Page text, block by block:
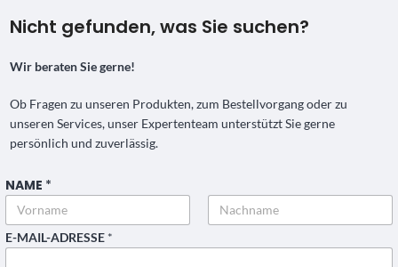
Nicht gefunden, was Sie suchen?
Wir beraten Sie gerne!
Ob Fragen zu unseren Produkten, zum Bestellvorgang oder zu
unseren Services, unser Expertenteam unterstützt Sie gerne
persönlich und zuverlässig.
NAME *
Vorname
N
A
E-MAIL-ADRESSE *